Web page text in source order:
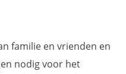
familie en vrienden en
nodig voor het